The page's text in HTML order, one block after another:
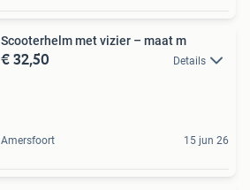
Scooterhelm met vizier – maat m
€ 32,50 Details
Amersfoort 15 jun 26